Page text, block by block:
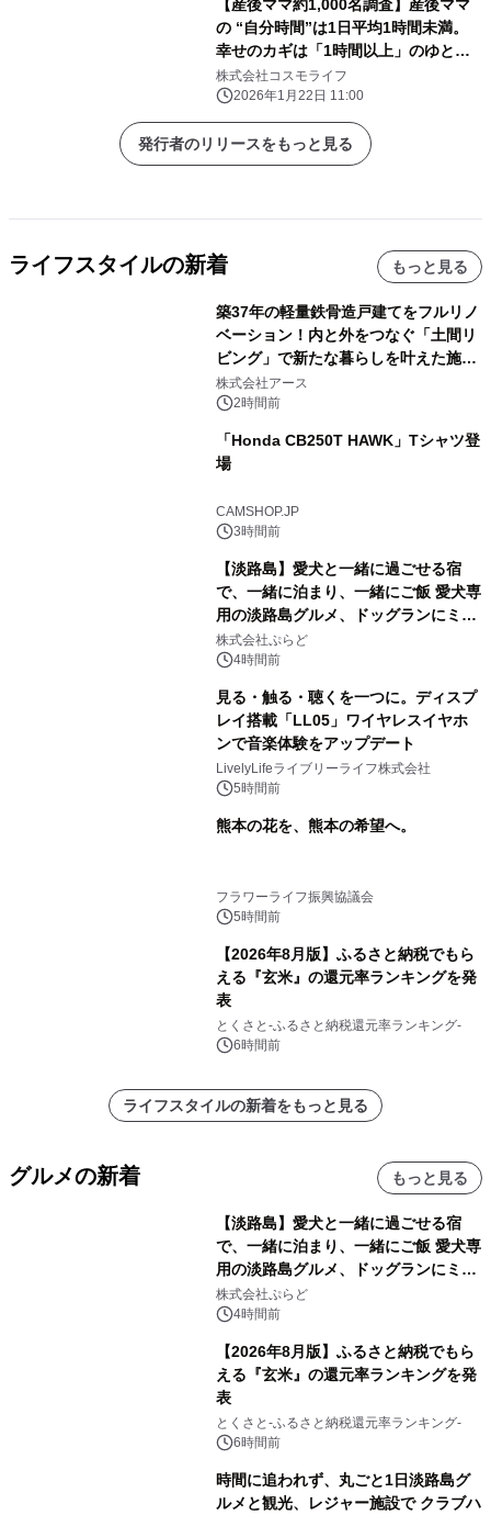
【産後ママ約1,000名調査】産後ママ
の “自分時間”は1日平均1時間未満。
幸せのカギは「1時間以上」のゆとり
でした。
株式会社コスモライフ
2026年1月22日 11:00
発行者のリリースをもっと見る
ライフスタイルの新着 もっと見る
築37年の軽量鉄骨造戸建てをフルリノ
ベーション！内と外をつなぐ「土間リ
ビング」で新たな暮らしを叶えた施工
事例を株式会社アースが公開
株式会社アース
2時間前
「Honda CB250T HAWK」Tシャツ登
場
CAMSHOP.JP
3時間前
【淡路島】愛犬と一緒に過ごせる宿
で、一緒に泊まり、一緒にご飯 愛犬専
用の淡路島グルメ、ドッグランにミニ
プール グランピングとトレーラーハウ
スの2施設で
株式会社ぷらど
4時間前
見る・触る・聴くを一つに。ディスプ
レイ搭載「LL05」ワイヤレスイヤホ
ンで音楽体験をアップデート
LivelyLifeライブリーライフ株式会社
5時間前
熊本の花を、熊本の希望へ。
フラワーライフ振興協議会
5時間前
【2026年8月版】ふるさと納税でもら
える『玄米』の還元率ランキングを発
表
とくさと-ふるさと納税還元率ランキング-
6時間前
ライフスタイルの新着をもっと見る
グルメの新着 もっと見る
【淡路島】愛犬と一緒に過ごせる宿
で、一緒に泊まり、一緒にご飯 愛犬専
用の淡路島グルメ、ドッグランにミニ
プール グランピングとトレーラーハウ
スの2施設で
株式会社ぷらど
4時間前
【2026年8月版】ふるさと納税でもら
える『玄米』の還元率ランキングを発
表
とくさと-ふるさと納税還元率ランキング-
6時間前
時間に追われず、丸ごと1日淡路島グ
ルメと観光、レジャー施設で クラブハ